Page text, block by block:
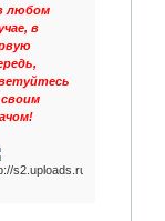
любом
в
своим